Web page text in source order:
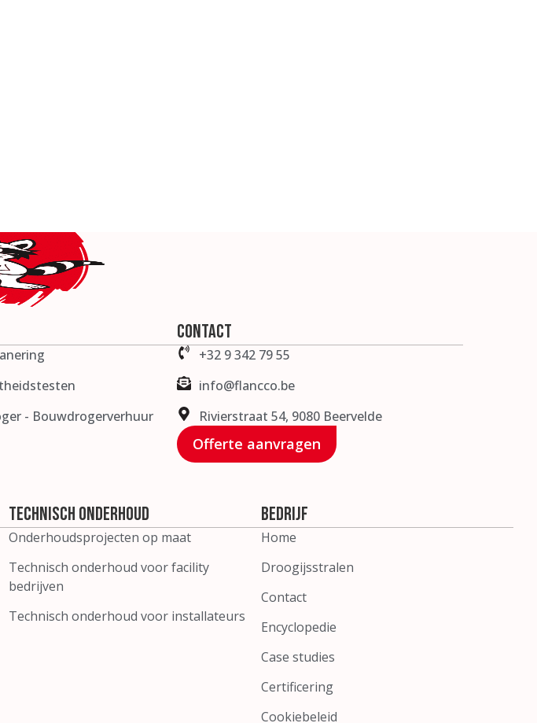
- Bouwdrogerverhuur
Contact
+32 9 342 79 55
info@flancco.be
Rivierstraat 54, 9080 Beervelde
Offerte aanvragen
Technisch onderhoud
Onderhoudsprojecten op maat
Technisch onderhoud voor facility
bedrijven
Technisch onderhoud voor installateurs
Bedrijf
Home
Droogijsstralen
Contact
Encyclopedie
Case studies
Certificering
Cookiebeleid